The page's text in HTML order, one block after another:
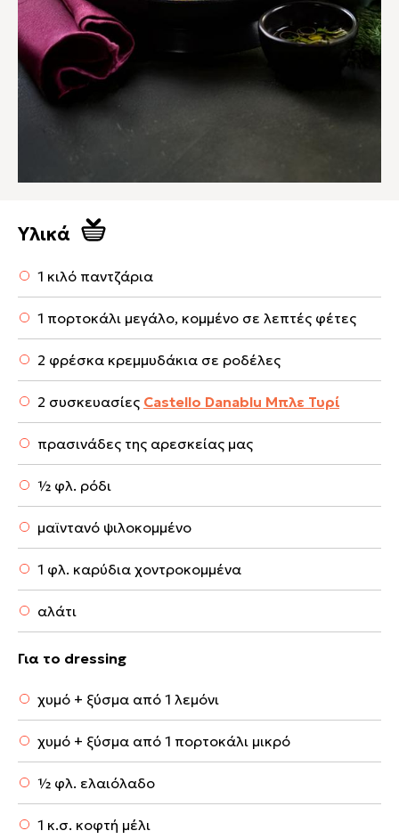
Υλικά
1 κιλό παντζάρια
1 πορτοκάλι μεγάλο, κομμένο σε λεπτές φέτες
2 φρέσκα κρεμμυδάκια σε ροδέλες
2 συσκευασίες Castello Danablu Μπλε Τυρί
πρασινάδες της αρεσκείας μας
½ φλ. ρόδι
μαϊντανό ψιλοκομμένο
1 φλ. καρύδια χοντροκομμένα
αλάτι
Για το dressing
χυμό + ξύσμα από 1 λεμόνι
χυμό + ξύσμα από 1 πορτοκάλι μικρό
½ φλ. ελαιόλαδο
1 κ.σ. κοφτή μέλι